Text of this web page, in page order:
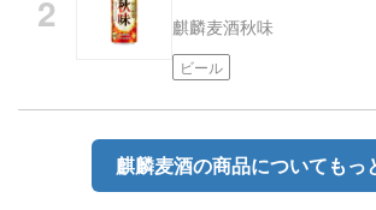
麒麟麦酒秋味
ビール
麒麟麦酒の商品についてもっ